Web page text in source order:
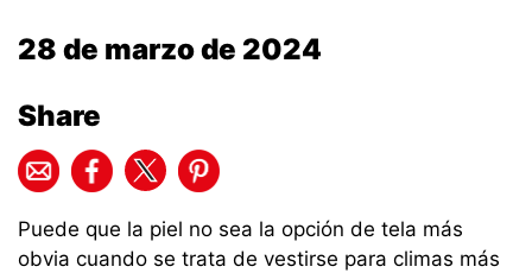
28 de marzo de 2024
Share
Puede que la piel no sea la opción de tela más
obvia cuando se trata de vestirse para climas más